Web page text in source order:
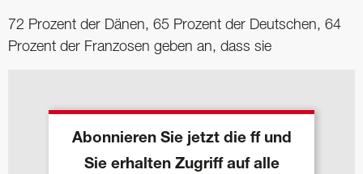
72 Prozent der Dänen, 65 Prozent der Deutschen, 64
Prozent der Franzosen geben an, dass sie
Abonnieren Sie jetzt die ff und
Sie erhalten Zugriff auf alle